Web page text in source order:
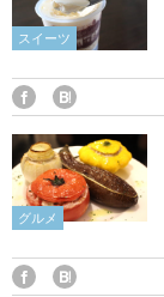
スイーツ
グルメ
その他
鯖江市
高浜町
敦賀市
南越前町
美浜町